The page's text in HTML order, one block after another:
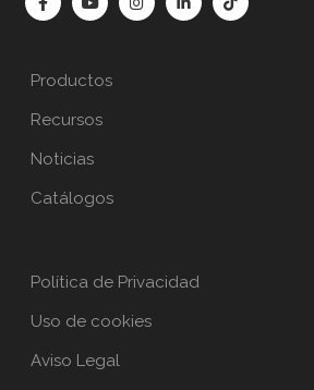
Productos
Recursos
Noticias
Catálogos
Política de Privacidad
Uso de cookies
Aviso Legal